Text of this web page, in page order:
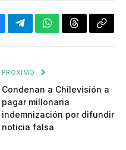
TelegramWhatsApp
Threads
PRÓXIMO
Condenan a Chilevisión a
pagar millonaria
indemnización por difundir
noticia falsa